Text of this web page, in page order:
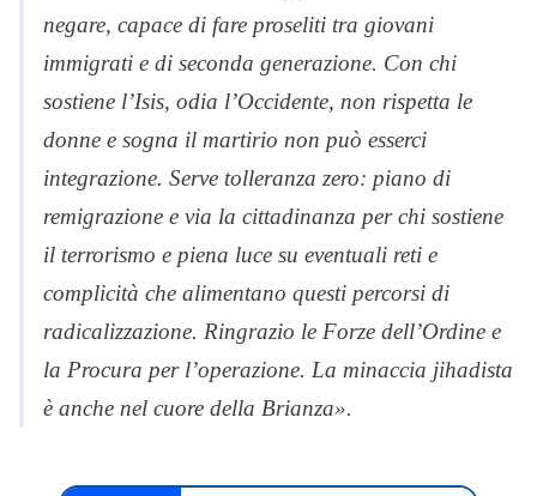
negare, capace di fare proseliti tra giovani
immigrati e di seconda generazione. Con chi
sostiene l’Isis, odia l’Occidente, non rispetta le
donne e sogna il martirio non può esserci
integrazione. Serve tolleranza zero: piano di
remigrazione e via la cittadinanza per chi sostiene
il terrorismo e piena luce su eventuali reti e
complicità che alimentano questi percorsi di
radicalizzazione. Ringrazio le Forze dell’Ordine e
la Procura per l’operazione. La minaccia jihadista
è anche nel cuore della Brianza».